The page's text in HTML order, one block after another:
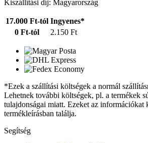
Kiszállítási díj: Magyarország
17.000 Ft-tól Ingyenes*
0 Ft-tól
2.150 Ft
*Ezek a szállítási költségek a normál
Lehetnek további költségek, pl. a termékek
tulajdonságai miatt. Ezeket az információkat
termékleírásban találja.
Segítség